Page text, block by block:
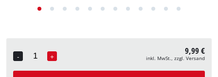
-
Quantity
+ 9,99 €
inkl. MwSt., zzgl. Versand